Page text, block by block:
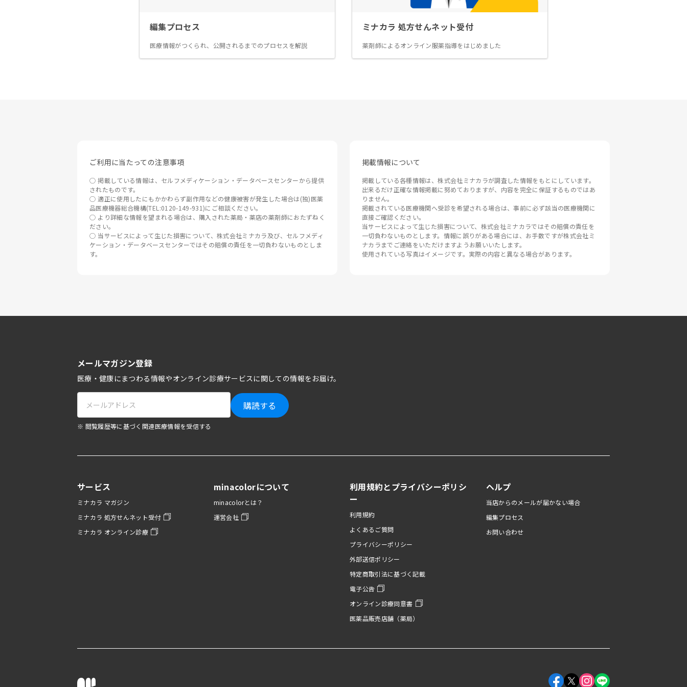
編集プロセス
医療情報がつくられ、公開されるまでのプロセスを解説
ミナカラ 処方せんネット受付
薬剤師によるオンライン服薬指導をはじめました
ご利用に当たっての注意事項
掲載している情報は、セルフメディケーション・データベースセンターから提供
されたものです。
適正に使用したにもかかわらず副作用などの健康被害が発生した場合は(独)医薬
品医療機器総合機構(TEL:0120-149-931)にご相談ください。
より詳細な情報を望まれる場合は、購入された薬局・薬店の薬剤師におたずねく
ださい。
当サービスによって生じた損害について、株式会社ミナカラ及び、セルフメディ
ケーション・データベースセンターではその賠償の責任を一切負わないものとしま
す。
掲載情報について
掲載している各種情報は、株式会社ミナカラが調査した情報をもとにしています。
出来るだけ正確な情報掲載に努めておりますが、内容を完全に保証するものではあ
りません。
掲載されている医療機関へ受診を希望される場合は、事前に必ず該当の医療機関に
直接ご確認ください。
当サービスによって生じた損害について、株式会社ミナカラではその賠償の責任を
一切負わないものとします。情報に誤りがある場合には、お手数ですが株式会社ミ
ナカラまでご連絡をいただけますようお願いいたします。
使用されている写真はイメージです。実際の内容と異なる場合があります。
メールマガジン登録
医療・健康にまつわる情報やオンライン診療サービスに関しての情報をお届け。
購読する
※ 閲覧履歴等に基づく関連医療情報を受信する
サービス
ミナカラ マガジン
ミナカラ 処方せんネット受付
ミナカラ オンライン診療
minacolorについて
minacolorとは？
運営会社
利用規約とプライバシーポリシ
ー
利用規約
よくあるご質問
プライバシーポリシー
外部送信ポリシー
特定商取引法に基づく記載
電子公告
オンライン診療同意書
医薬品販売店舗（薬局）
ヘルプ
当店からのメールが届かない場合
編集プロセス
お問い合わせ